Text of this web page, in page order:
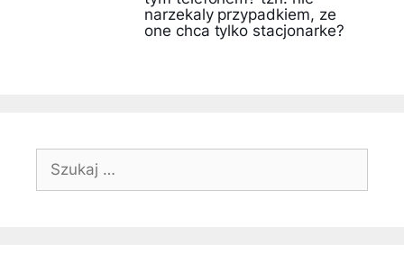
narzekaly przypadkiem, ze
one chca tylko stacjonarke?
Szukaj: